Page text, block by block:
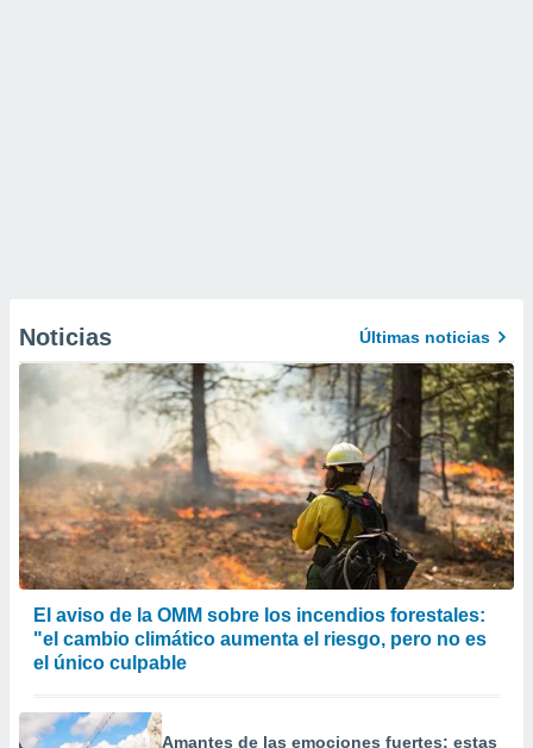
Noticias Últimas noticias
El aviso de la OMM sobre los incendios forestales:
"el cambio climático aumenta el riesgo, pero no es
el único culpable
Amantes de las emociones fuertes: estas